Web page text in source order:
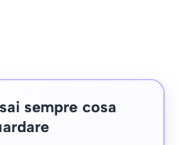
sempre cosa